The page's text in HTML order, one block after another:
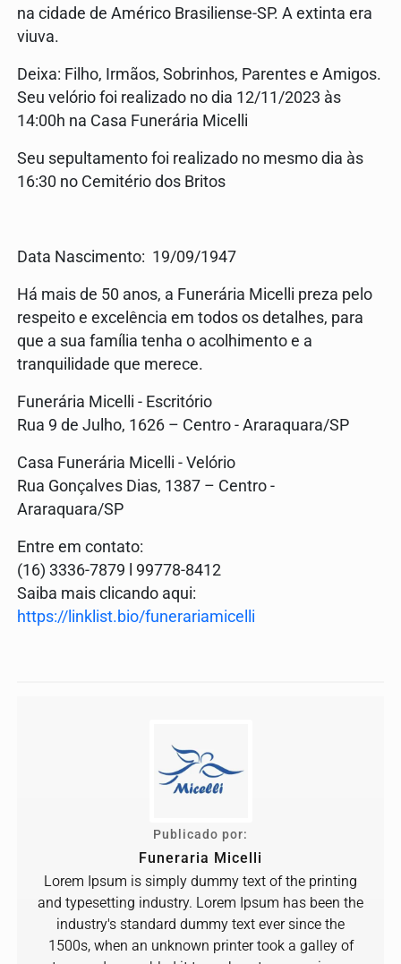
na cidade de Américo Brasiliense-SP. A extinta era
viuva.
Deixa: Filho, Irmãos, Sobrinhos, Parentes e Amigos.
Seu velório foi realizado no dia 12/11/2023 às
14:00h na Casa Funerária Micelli
Seu sepultamento foi realizado no mesmo dia às
16:30 no Cemitério dos Britos
Data Nascimento: 19/09/1947
Há mais de 50 anos, a Funerária Micelli preza pelo
respeito e excelência em todos os detalhes, para
que a sua família tenha o acolhimento e a
tranquilidade que merece.
Funerária Micelli - Escritório
Rua 9 de Julho, 1626 – Centro - Araraquara/SP
Casa Funerária Micelli - Velório
Rua Gonçalves Dias, 1387 – Centro -
Araraquara/SP
Entre em contato:
(16) 3336-7879 l 99778-8412
Saiba mais clicando aqui:
https://linklist.bio/funerariamicelli
Publicado por:
Funeraria Micelli
Lorem Ipsum is simply dummy text of the printing
and typesetting industry. Lorem Ipsum has been the
industry's standard dummy text ever since the
1500s, when an unknown printer took a galley of